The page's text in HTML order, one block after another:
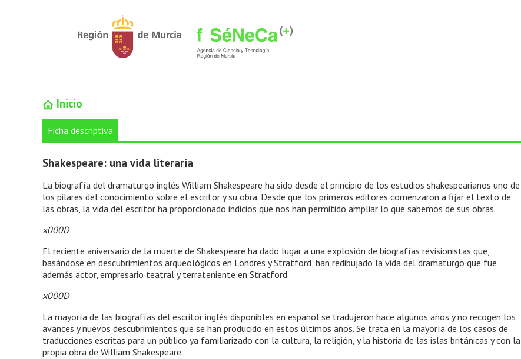
Inicio
Ficha descriptiva
Shakespeare: una vida literaria
La biografía del dramaturgo inglés William Shakespeare ha sido desde el principio de los estudios shakespearianos uno de
los pilares del conocimiento sobre el escritor y su obra. Desde que los primeros editores comenzaron a fijar el texto de
las obras, la vida del escritor ha proporcionado indicios que nos han permitido ampliar lo que sabemos de sus obras.
x000D
El reciente aniversario de la muerte de Shakespeare ha dado lugar a una explosión de biografías revisionistas que,
basándose en descubrimientos arqueológicos en Londres y Stratford, han redibujado la vida del dramaturgo que fue
además actor, empresario teatral y terrateniente en Stratford.
x000D
La mayoría de las biografías del escritor inglés disponibles en español se tradujeron hace algunos años y no recogen los
avances y nuevos descubrimientos que se han producido en estos últimos años. Se trata en la mayoría de los casos de
traducciones escritas para un público ya familiarizado con la cultura, la religión, y la historia de las islas británicas y con la
propia obra de William Shakespeare.